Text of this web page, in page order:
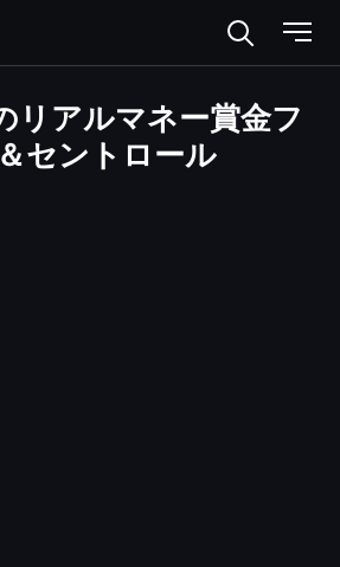
リアルマネー賞金フ
セントロール